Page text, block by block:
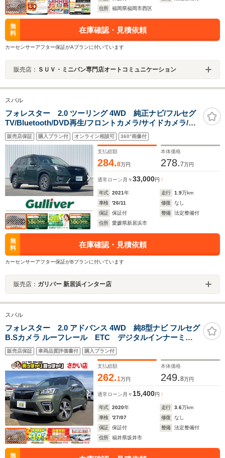
住所
福岡県福岡市西区
無
料
在庫確認・見積依頼
カーセンサーアフター保証がAプランに付いています
販売店： ＳＵＶ・ミニバン専門店オートコミュニケーション
スバル
フォレスター 2.0 ツーリング 4WD 純正ナビ/フルセグ
TV/Bluetooth/DVD再生/フロントカメラ/サイドカメラ/ビ
ルトインETC/Dレコーダー/パワーバックドア/LEDオート
ライト/パドルシフト/ハーフレザー/シートヒータ
販売店保証 購入プラン付 オンライン相談可 360°画像付
支払総額
284.8万円
本体価格
278.7万円
通常ローン 月々33,000円
年式 2021年 走行 1.9万km
車検
'26/11 修復
なし
保証
保証付 整備
法定整備付
住所
愛媛県新居浜市
無
料
在庫確認・見積依頼
カーセンサーアフター保証がBプランに付いています
販売店： ガリバー 新居浜インター店
スバル
フォレスター 2.0 アドバンス 4WD 純8型ナビ フルセグ
B.Sカメラ ルーフレール ETC デジタルインナーミラ
ー シートヒーター ステアリングヒーター パワーシ
ート メモリシート フロアマット スマートキー ク
ルーズコントロール パドルシフト
販売店保証 車両品質評価書付 購入プラン付
支払総額
262.1万円
本体価格
249.8万円
通常ローン 月々15,400円
年式 2020年 走行 3.6万km
車検
'27/07 修復
なし
保証
保証付 整備
法定整備付
住所
福井県坂井市
無